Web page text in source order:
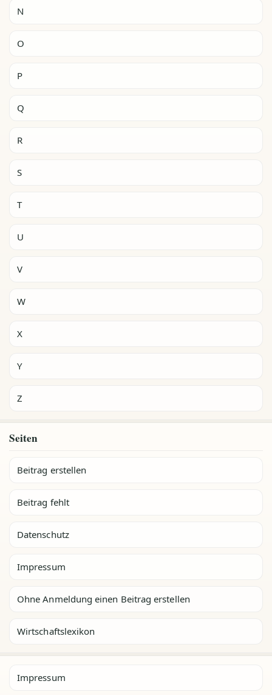
N
O
P
Q
R
S
T
U
V
W
X
Y
Z
Seiten
Beitrag erstellen
Beitrag fehlt
Datenschutz
Impressum
Ohne Anmeldung einen Beitrag erstellen
Wirtschaftslexikon
Impressum